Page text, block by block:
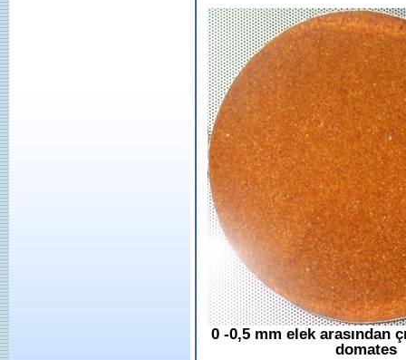
0 -0,5 mm elek arasından
domates